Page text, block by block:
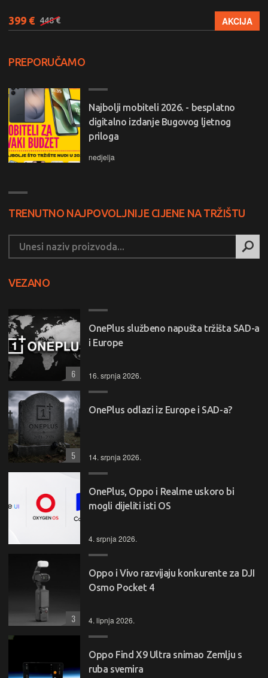
399 € 448 € AKCIJA
PREPORUČAMO
Najbolji mobiteli 2026. - besplatno
digitalno izdanje Bugovog ljetnog
priloga
nedjelja
TRENUTNO NAJPOVOLJNIJE CIJENE NA TRŽIŠTU
VEZANO
OnePlus službeno napušta tržišta SAD-a
i Europe
16. srpnja 2026.
6
OnePlus odlazi iz Europe i SAD-a?
14. srpnja 2026.
5
OnePlus, Oppo i Realme uskoro bi
mogli dijeliti isti OS
4. srpnja 2026.
Oppo i Vivo razvijaju konkurente za DJI
Osmo Pocket 4
4. lipnja 2026.
3
Oppo Find X9 Ultra snimao Zemlju s
ruba svemira